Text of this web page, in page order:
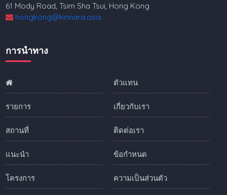
61 Mody Road, Tsim Sha Tsui, Hong Kong
hongkong@kinnara.asia
การนำทาง
รายการ
สถานที่
แนะนำ
โครงการ
ตัวแทน
เกี่ยวกับเรา
ติดต่อเรา
ข้อกำหนด
ความเป็นส่วนตัว